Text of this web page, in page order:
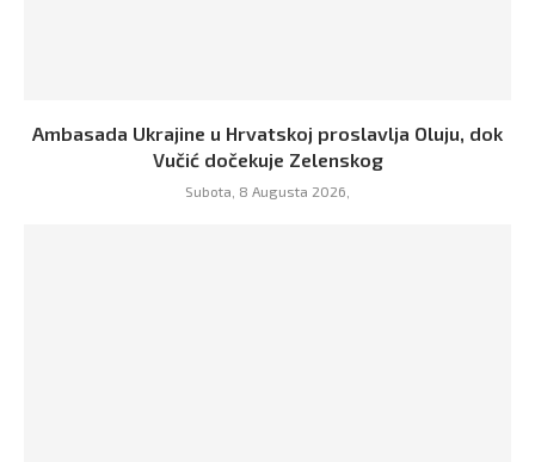
Ambasada Ukrajine u Hrvatskoj proslavlja Oluju, dok
Vučić dočekuje Zelenskog
Subota, 8 Augusta 2026,